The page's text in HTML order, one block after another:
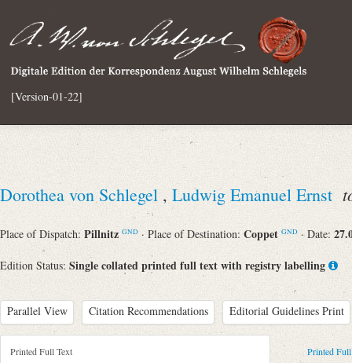
[Version-01-22]
Dorothea von Schlegel , Ludwig Emanuel Ernst
Place of Dispatch: Pillnitz GND · Place of Destination: Coppet GND · Date:
Edition Status: Single collated printed full text with registry labelling
Parallel View Citation Recommendations Editorial Guidelines Print
Metadata Concerning Header
Printed Full Text Printed